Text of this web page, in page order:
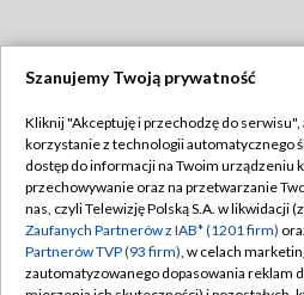
TVP
Abonament TVP
Emisja w TVP
Centrum informacji TVP
Regulamin
Polityka
Moje
Szanujemy Twoją prywatność
Kliknij "Akceptuję i przechodzę do serwisu",
korzystanie z technologii automatycznego
dostęp do informacji na Twoim urządzeniu
przechowywanie oraz na przetwarzanie
nas, czyli Telewizję Polską S.A. w likwidacji
Zaufanych Partnerów z IAB* (1201 firm)
Partnerów TVP (93 firm), w celach
zautomatyzowanego dopasowania reklam